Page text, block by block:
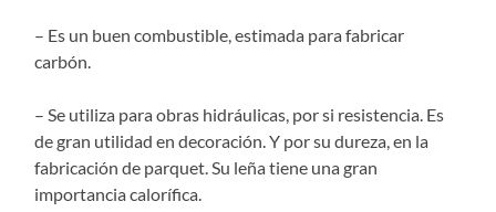
– Es un buen combustible, estimada para fabricar
carbón.
– Se utiliza para obras hidráulicas, por si resistencia. Es
de gran utilidad en decoración. Y por su dureza, en la
fabricación de parquet. Su leña tiene una gran
importancia calorífica.